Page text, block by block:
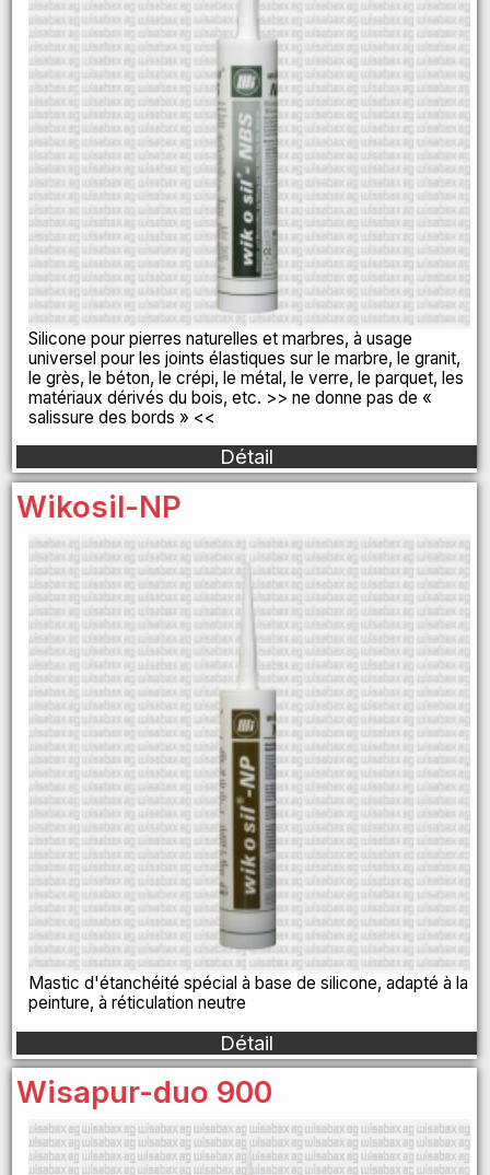
Silicone pour pierres naturelles et marbres, à usage
universel pour les joints élastiques sur le marbre, le granit,
le grès, le béton, le crépi, le métal, le verre, le parquet, les
matériaux dérivés du bois, etc. >> ne donne pas de «
salissure des bords » <<
Détail
Wikosil-NP
Mastic d'étanchéité spécial à base de silicone, adapté à la
peinture, à réticulation neutre
Détail
Wisapur-duo 900